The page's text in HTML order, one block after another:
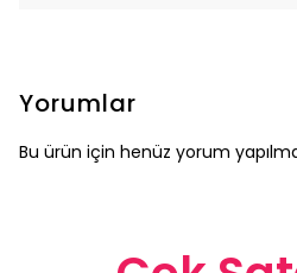
Yorumlar
Bu ürün için henüz yorum